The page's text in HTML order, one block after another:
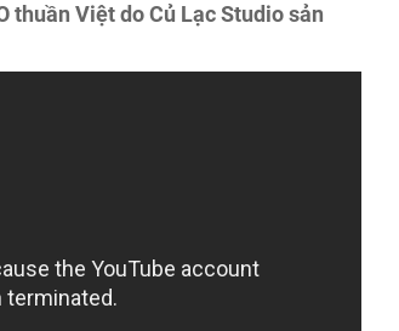
thuần Việt do Củ Lạc Studio sản